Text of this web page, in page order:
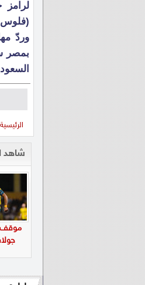
(فلوس
وردّ
بمصر
الرئيسية
شاهد
موقف